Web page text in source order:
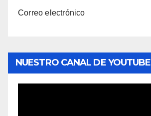
Correo electrónico
NUESTRO CANAL DE YOUTUBE